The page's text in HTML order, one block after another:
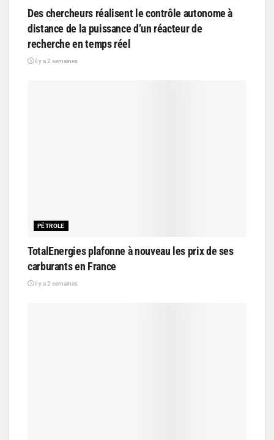
Des chercheurs réalisent le contrôle autonome à
distance de la puissance d’un réacteur de
recherche en temps réel
il y a 2 semaines
PÉTROLE
TotalEnergies plafonne à nouveau les prix de ses
carburants en France
il y a 2 semaines